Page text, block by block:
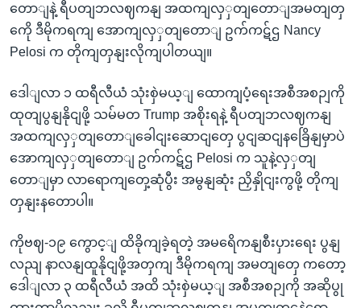
တောျနဲ့ ရီပတျဘလဈကနျ အထကျလှှတျတောျအမတျတှ
ကေို ဒီမိုကရကျ အောကျလှှတျတောျ ဥက်ကဋ်ဌ Nancy
Pelosi က တိုကျတှနျးလိုကျပါတယျ။
ဒေါျလာ ၁ ထရီလီယံ သုံးစှဲမယ့ျ ထောကျပံ့ရေးအစီအစဉျကို
ထုတျပွနျနိုငျဖို့ သမ်မတ Trump အစိုးရနဲ့ ရီပတျဘလဈကနျ
အထကျလှှတျတောျခေါငျးဆောငျတှေ ပွငျဆငျနခြေိနျမှာပဲ
အောကျလှှတျတောျ ဥက်ကဋ်ဌ Pelosi က သူနဲ့လှှတျ
တောျမှာ လာရောကျတှေ့ဆုံပွီး အမွနျဆုံး ညှိနှိုငျးကွဖို့ တိုကျ
တှနျးနတောပါ။
ကိုဗဈ-၁၉ ကွောင့ျ ထိခိုကျခဲ့ရတဲ့ အမရေိကနျစီးပှားရေး ပွနျ
လညျ နာလနျထူနိုငျဖို့အတှကျ ဒီမိုကရကျ အမတျတှေ ကတော့
ဒေါျလာ ၃ ထရီလီယံ အထိ သုံးစှဲမယ့ျ အစီအစဉျကို အဆိုပွု